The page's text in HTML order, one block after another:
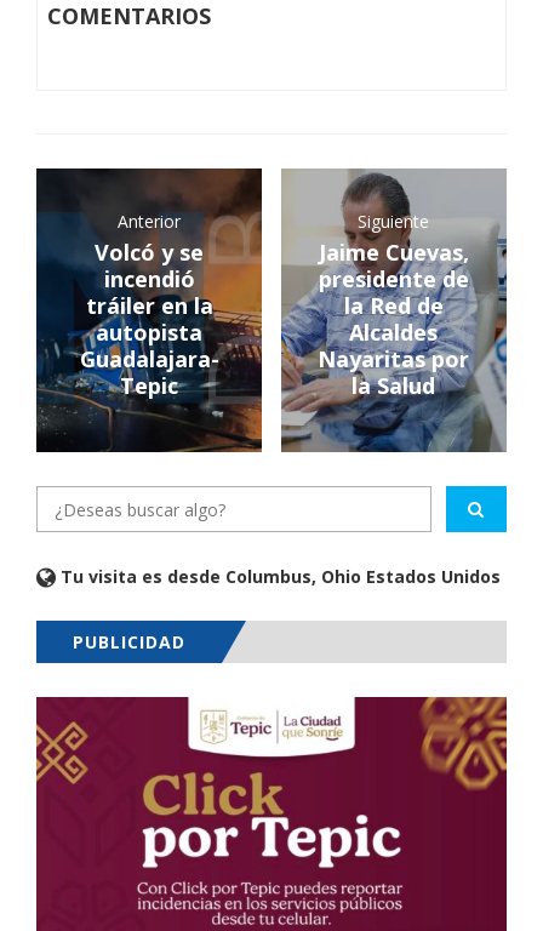
COMENTARIOS
Anterior
Volcó y se
incendió
tráiler en la
autopista
Guadalajara-
Tepic
Siguiente
Jaime Cuevas,
presidente de
la Red de
Alcaldes
Nayaritas por
la Salud
Tu visita es desde Columbus, Ohio Estados Unidos
PUBLICIDAD